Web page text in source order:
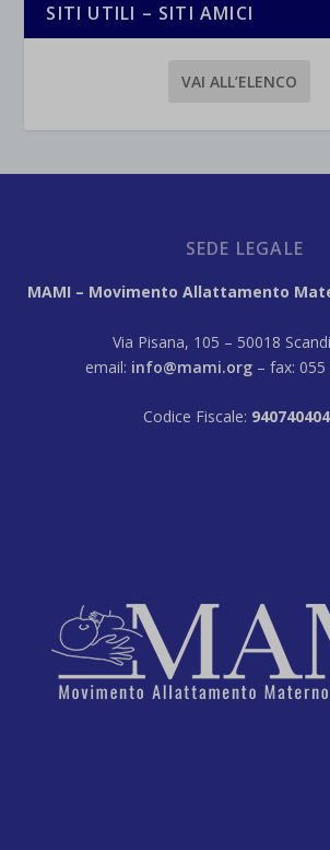
SITI UTILI – SITI AMICI
VAI ALL’ELENCO
SEDE LEGALE
MAMI – Movimento Allattamento
Via Pisana, 105 – 50018
email: info@mami.org – fax: 055
Codice Fiscale: